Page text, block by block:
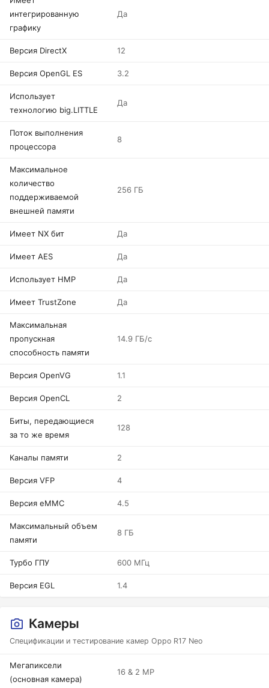
интегрированную
графику
Да
Версия DirectX 12
Версия OpenGL ES 3.2
Использует
технологию big.LITTLE
Да
Поток выполнения
процессора
8
Максимальное
количество
поддерживаемой
внешней памяти
256 ГБ
Имеет NX бит Да
Имеет AES Да
Использует HMP Да
Имеет TrustZone Да
Максимальная
пропускная
способность памяти
14.9 ГБ/с
Версия OpenVG 1.1
Версия OpenCL 2
Биты, передающиеся
за то же время
128
Каналы памяти 2
Версия VFP 4
Версия eMMC 4.5
Максимальный объем
памяти
8 ГБ
Турбо ГПУ 600 МГц
Версия EGL 1.4
Камеры
Спецификации и тестирование камер Oppo R17 Neo
Мегапиксели
(основная камера)
16 & 2 MP